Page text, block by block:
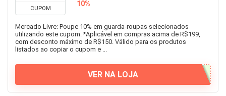
CUPOM
10%
Mercado Livre: Poupe 10% em guarda-roupas selecionados
utilizando este cupom. *Aplicável em compras acima de R$199,
com desconto máximo de R$150. Válido para os produtos
listados ao copiar o cupom e ...
VER NA LOJA